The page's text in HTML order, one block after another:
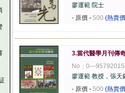
廖運範 院士
- 原價 - 500 (熱賣
3.當代醫學月刊傳
No：0---
廖運範 教授，張天
- 原價 - 500 (熱賣